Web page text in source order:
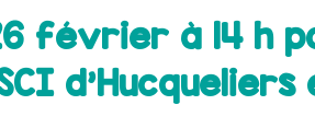
février à 14 h